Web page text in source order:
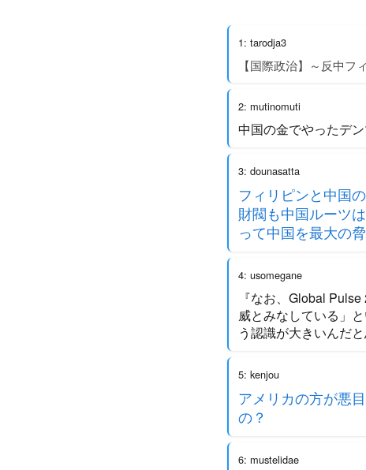
1: tarodja3
【国際政治】～反中
2: mutinomuti
中国の金でやったデ
3: dounasatta
フィリピンと中国
財閥も中国ルーツ
って中国を最大の
4: usomegane
『なお、Global
威とみなしている」
う認識が大きいんだと
5: kenjou
アメリカの方が悪
の？
6: mustelidae